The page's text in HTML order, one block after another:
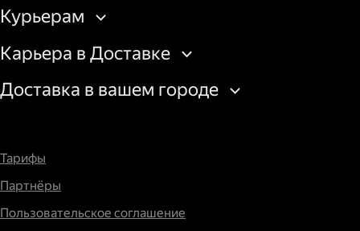
Курьерам
Карьера в Доставке
Доставка в вашем городе
Тарифы
Партнёры
Пользовательское соглашение